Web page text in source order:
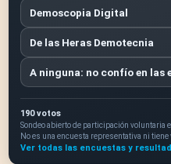
Demoscopia Digital
De las Heras Demotecnia
A ninguna: no confío en las
190 votos
Sondeo abierto de participación voluntaria
No es una encuesta representativa ni tiene
Ver todas las encuestas y